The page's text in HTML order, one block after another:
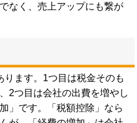
なく、売上アップにも繋が
ます。1つ目は税金そのも
2つ目は会社の出費を増やし
」です。「税額控除」なら